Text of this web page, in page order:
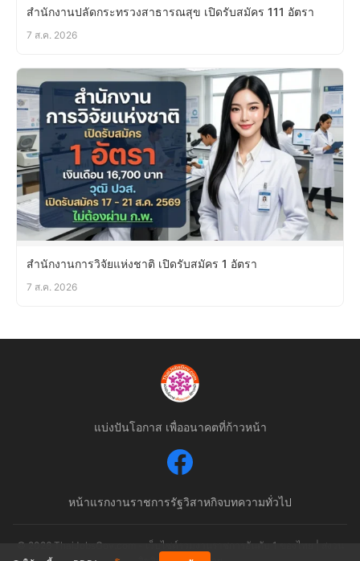
สำนักงานปลัดกระทรวงสาธารณสุข เปิดรับสมัคร 111 อัตรา
7 ส.ค. 2026
สำนักงานการวิจัยแห่งชาติ เปิดรับสมัคร 1 อัตรา
7 ส.ค. 2026
แบ่งปันโอกาส เพื่ออนาคตที่ก้าวหน้า
หน้าแรกงานราชการรัฐวิสาหกิจบทความทั่วไป
© 2026 ThaiJobsGov.com - เว็บไซต์รวมงานราชการอันดับ 1 ของไทย | สงวน